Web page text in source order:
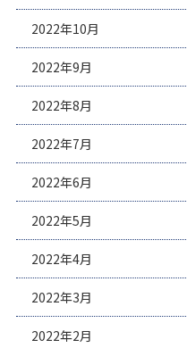
2022年10月
2022年9月
2022年8月
2022年7月
2022年6月
2022年5月
2022年4月
2022年3月
2022年2月